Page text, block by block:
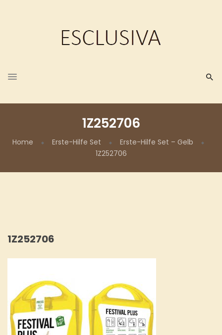
1Z252706
Home Erste-Hilfe Set
Erste-Hilfe Set – Gelb
1Z252706
1Z252706